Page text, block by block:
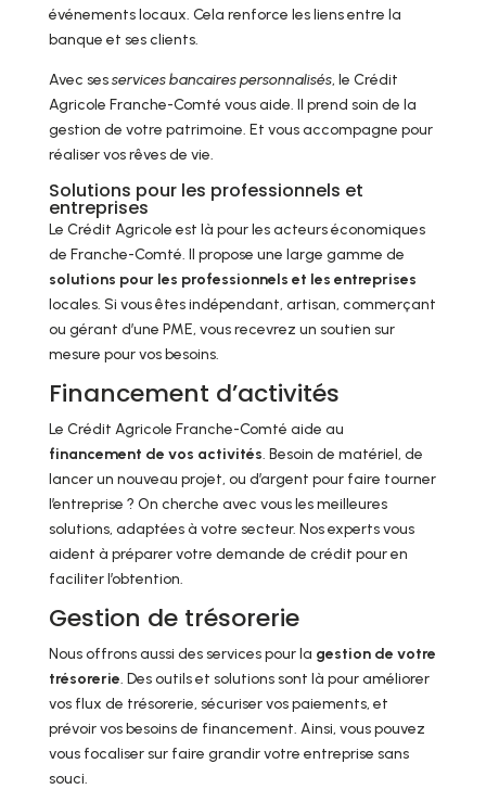
événements locaux. Cela renforce les liens entre la
banque et ses clients.
Avec sesservices bancaires personnalisés, le Crédit
Agricole Franche-Comté vous aide. Il prend soin de la
gestion de votre patrimoine. Et vous accompagne pour
réaliser vos rêves de vie.
Solutions pour les professionnels et
entreprises
Le Crédit Agricole est là pour les acteurs économiques
de Franche-Comté. Il propose une large gamme de
solutions pour les professionnels et les entreprises
locales. Si vous êtes indépendant, artisan, commerçant
ou gérant d’une PME, vous recevrez un soutien sur
mesure pour vos besoins.
Financement d’activités
Le Crédit Agricole Franche-Comté aide au
financement de vos activités. Besoin de matériel, de
lancer un nouveau projet, ou d’argent pour faire tourner
l’entreprise ? On cherche avec vous les meilleures
solutions, adaptées à votre secteur. Nos experts vous
aident à préparer votre demande de crédit pour en
faciliter l’obtention.
Gestion de trésorerie
Nous offrons aussi des services pour la gestion de votre
trésorerie. Des outils et solutions sont là pour améliorer
vos flux de trésorerie, sécuriser vos paiements, et
prévoir vos besoins de financement. Ainsi, vous pouvez
vous focaliser sur faire grandir votre entreprise sans
souci.